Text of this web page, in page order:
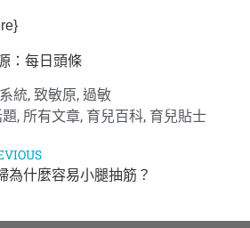
：每日頭條
統, 致敏原, 過敏
題, 所有文章, 育兒百科, 育兒貼士
為什麼容易小腿抽筋？